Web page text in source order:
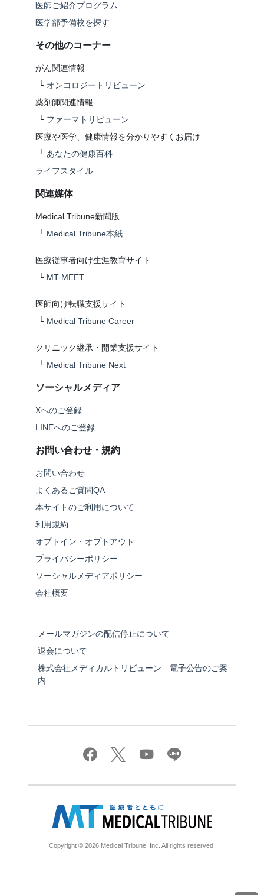
医師ご紹介プログラム
医学部予備校を探す
その他のコーナー
がん関連情報
└ オンコロジートリビューン
薬剤師関連情報
└ ファーマトリビューン
医療や医学、健康情報を分かりやすくお届け
└ あなたの健康百科
ライフスタイル
関連媒体
Medical Tribune新聞版
└ Medical Tribune本紙
医療従事者向け生涯教育サイト
└ MT-MEET
医師向け転職支援サイト
└ Medical Tribune Career
クリニック継承・開業支援サイト
└ Medical Tribune Next
ソーシャルメディア
Xへのご登録
LINEへのご登録
お問い合わせ・規約
お問い合わせ
よくあるご質問QA
本サイトのご利用について
利用規約
オプトイン・オプトアウト
プライバシーポリシー
ソーシャルメディアポリシー
会社概要
メールマガジンの配信停止について
退会について
株式会社メディカルトリビューン 電子公告のご案
内
Copyright © 2026 Medical Tribune, Inc. All rights reserved.